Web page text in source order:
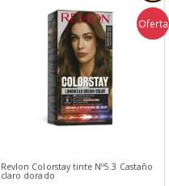
Oferta
Revlon Colorstay tinte Nº5.3 Castaño
claro dorado